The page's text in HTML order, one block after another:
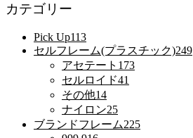
カテゴリー
Pick Up113
セルフレーム(プラスチック)249
アセテート 173
セルロイド41
その他14
ナイロン25
ブランドフレーム225